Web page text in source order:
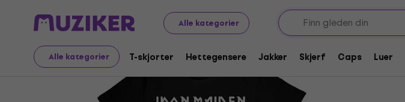
Alle kategorier
Alle kategorier T-skjorter Hettegensere Jakker Skjerf Caps Luer
Merch Musikk-merch
T-skjorter